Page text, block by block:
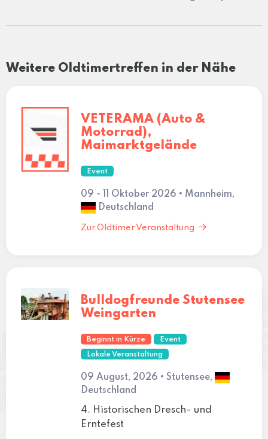
Weitere Oldtimertreffen in der Nähe
VETERAMA (Auto &
Motorrad),
Maimarktgelände
Event
09 - 11 Oktober 2026 • Mannheim,
Deutschland
Zur Oldtimer Veranstaltung
Bulldogfreunde Stutensee
Weingarten
Beginnt in Kürze Event
Lokale Veranstaltung
09 August, 2026 • Stutensee,
Deutschland
4. Historischen Dresch- und
Erntefest